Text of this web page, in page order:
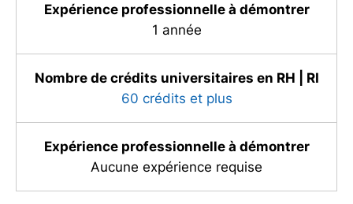
Expérience professionnelle à démontrer
1 année
Nombre de crédits universitaires en RH | RI
60 crédits et plus
Expérience professionnelle à démontrer
Aucune expérience requise